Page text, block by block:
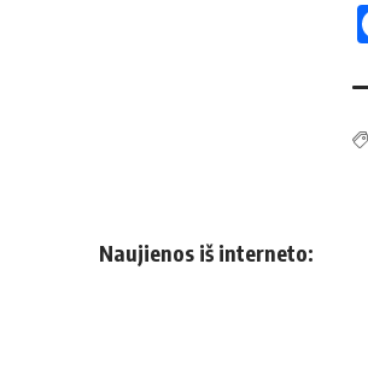
Naujienos iš interneto: